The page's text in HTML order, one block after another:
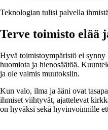
Teknologian tulisi palvella
Terve toimisto elää
Hyvä toimistoympäristö ei
huomiota ja hienosäätöä.
ja ole valmis muutoksiin.
Kun valo, ilma ja ääni ovat
ihmiset viihtyvät, ajattelevat
on hyväksi sekä hyvinvoinnille